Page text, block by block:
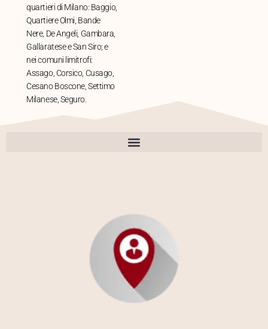
quartieri di Milano: Baggio,
Quartiere Olmi, Bande
Nere, De Angeli, Gambara,
Gallaratese e San Siro; e
nei comuni limitrofi:
Assago, Corsico, Cusago,
Cesano Boscone, Settimo
Milanese, Seguro.